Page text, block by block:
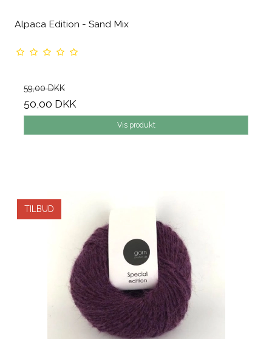
Alpaca Edition - Sand Mix
59,00 DKK
50,00 DKK
Vis produkt
TILBUD